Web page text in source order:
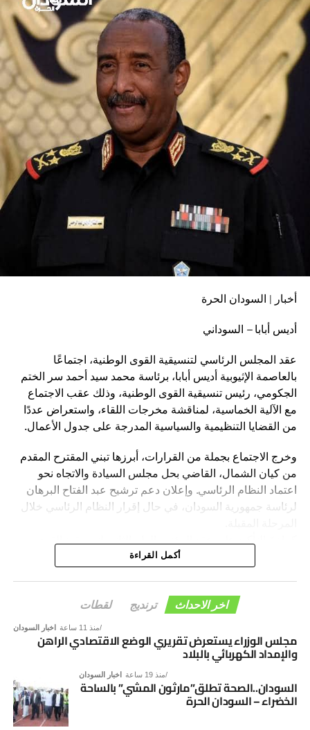
أخبار | السودان الحرة
أديس أبابا – السوداني
عقد المجلس الرئاسي لتنسيقية القوى الوطنية، اجتماعًا
بالعاصمة الإثيوبية أديس أبابا، برئاسة محمد سيد أحمد سر الختم
الجكومي، رئيس تنسيقية القوى الوطنية، وذلك عقب الاجتماع
مع الآلية الخماسية، لمناقشة مخرجات اللقاء، واستعراض عددًا
من القضايا التنظيمية والسياسية المدرجة على جدول الأعمال.
وخرج الاجتماع بجملة من القرارات، أبرزها تبني المقترح المقدم
من كيان الشمال، القاضي بحل مجلس السيادة والاتجاه نحو
اعتماد النظام الرئاسي. وإعلان دعم ترشيح عبد الفتاح البرهان
لرئاسة جمهورية السودان، في حال إقرار النظام الرئاسي خلال
الوطنية بمدينة الخرطوم خلال الفترة المقبلة.
وأكد المجلس الرئاسي، أن هذه القرارات تأتي في إطار رؤية
التنسيقية الرامية إلى دعم الاستقرار السياسي، وترسيخ
السوداني، بما يفضي إلى توافق وطني شامل يؤسس لمرحلة
جديدة من الأمن والاستقرار والتنمية.
أكمل القراءة
اخر الاحداث ترنديج لقطات
اخبار السودان منذ 11 ساعة
مجلس الوزراء يستعرض تقريري الوضع الاقتصادي الراهن
والإمداد الكهربائي بالبلاد
اخبار السودان منذ 19 ساعة
السودان..الصحة تطلق”مارثون المشي” بالساحة
الخضراء – السودان الحرة